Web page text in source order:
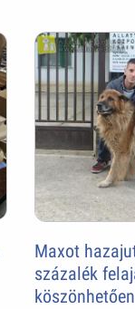
Maxot
százalék
köszönhetően